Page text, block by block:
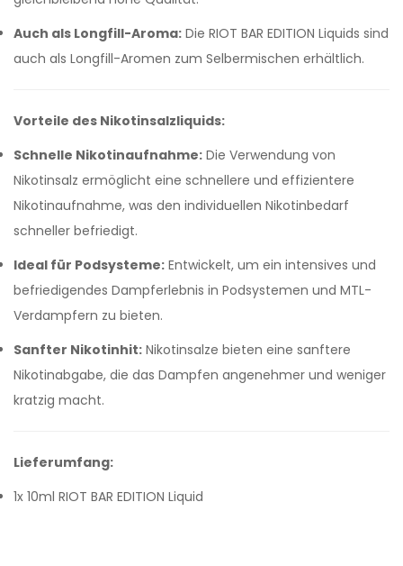
Auch als Longfill-Aroma: Die RIOT BAR EDITION Liquids sind
auch als Longfill-Aromen zum Selbermischen erhältlich.
Vorteile des Nikotinsalzliquids:
Schnelle Nikotinaufnahme: Die Verwendung von
Nikotinsalz ermöglicht eine schnellere und effizientere
Nikotinaufnahme, was den individuellen Nikotinbedarf
schneller befriedigt.
Ideal für Podsysteme: Entwickelt, um ein intensives und
befriedigendes Dampferlebnis in Podsystemen und MTL-
Verdampfern zu bieten.
Sanfter Nikotinhit: Nikotinsalze bieten eine sanftere
Nikotinabgabe, die das Dampfen angenehmer und weniger
kratzig macht.
Lieferumfang:
1x 10ml RIOT BAR EDITION Liquid